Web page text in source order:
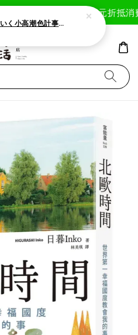
扣碼「GOODLIFE」50元折抵消費
好好閱讀T｜いくいく小高潮色計事務所X好好生活書店聯名款